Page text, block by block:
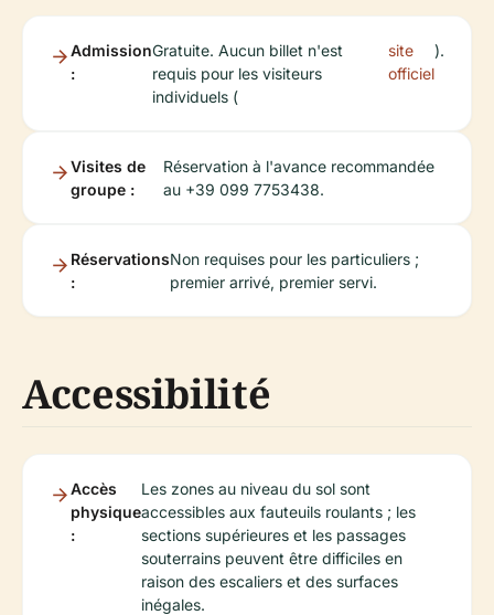
Admission
:
Gratuite. Aucun billet n'est
requis pour les visiteurs
individuels (
site
officiel
).
Visites de
groupe :
Réservation à l'avance recommandée
au +39 099 7753438.
Réservations
:
Non requises pour les particuliers ;
premier arrivé, premier servi.
Accessibilité
Accès
physique
:
Les zones au niveau du sol sont
accessibles aux fauteuils roulants ; les
sections supérieures et les passages
souterrains peuvent être difficiles en
raison des escaliers et des surfaces
inégales.